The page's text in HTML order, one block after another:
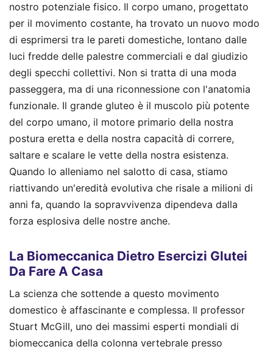
nostro potenziale fisico. Il corpo umano, progettato
per il movimento costante, ha trovato un nuovo modo
di esprimersi tra le pareti domestiche, lontano dalle
luci fredde delle palestre commerciali e dal giudizio
degli specchi collettivi. Non si tratta di una moda
passeggera, ma di una riconnessione con l'anatomia
funzionale. Il grande gluteo è il muscolo più potente
del corpo umano, il motore primario della nostra
postura eretta e della nostra capacità di correre,
saltare e scalare le vette della nostra esistenza.
Quando lo alleniamo nel salotto di casa, stiamo
riattivando un'eredità evolutiva che risale a milioni di
anni fa, quando la sopravvivenza dipendeva dalla
forza esplosiva delle nostre anche.
La Biomeccanica Dietro Esercizi Glutei
Da Fare A Casa
La scienza che sottende a questo movimento
domestico è affascinante e complessa. Il professor
Stuart McGill, uno dei massimi esperti mondiali di
biomeccanica della colonna vertebrale presso